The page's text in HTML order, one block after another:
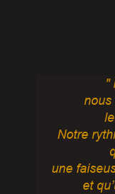
"
nous
Notre
une
et